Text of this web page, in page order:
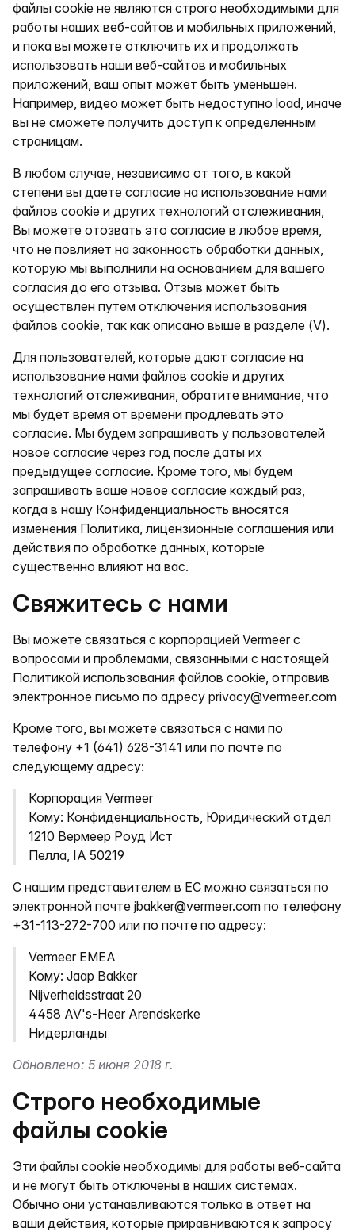
файлы cookie не являются строго необходимыми для
работы наших веб-сайтов и мобильных приложений,
и пока вы можете отключить их и продолжать
использовать наши веб-сайтов и мобильных
приложений, ваш опыт может быть уменьшен.
Например, видео может быть недоступно load, иначе
вы не сможете получить доступ к определенным
страницам.
В любом случае, независимо от того, в какой
степени вы даете согласие на использование нами
файлов cookie и других технологий отслеживания,
Вы можете отозвать это согласие в любое время,
что не повлияет на законность обработки данных,
которую мы выполнили на основанием для вашего
согласия до его отзыва. Отзыв может быть
осуществлен путем отключения использования
файлов cookie, так как описано выше в разделе (V).
Для пользователей, которые дают согласие на
использование нами файлов cookie и других
технологий отслеживания, обратите внимание, что
мы будет время от времени продлевать это
согласие. Мы будем запрашивать у пользователей
новое согласие через год после даты их
предыдущее согласие. Кроме того, мы будем
запрашивать ваше новое согласие каждый раз,
когда в нашу Конфиденциальность вносятся
изменения Политика, лицензионные соглашения или
действия по обработке данных, которые
существенно влияют на вас.
Свяжитесь с нами
Вы можете связаться с корпорацией Vermeer с
вопросами и проблемами, связанными с настоящей
Политикой использования файлов cookie, отправив
электронное письмо по адресу privacy@vermeer.com
Кроме того, вы можете связаться с нами по
телефону +1 (641) 628-3141 или по почте по
следующему адресу:
Корпорация Vermeer
Кому: Конфиденциальность, Юридический отдел
1210 Вермеер Роуд Ист
Пелла, IA 50219
С нашим представителем в ЕС можно связаться по
электронной почте jbakker@vermeer.com по телефону
+31-113-272-700 или по почте по адресу:
Vermeer EMEA
Кому: Jaap Bakker
Nijverheidsstraat 20
4458 AV's-Heer Arendskerke
Нидерланды
Обновлено: 5 июня 2018 г.
Строго необходимые
файлы cookie
Эти файлы cookie необходимы для работы веб-сайта
и не могут быть отключены в наших системах.
Обычно они устанавливаются только в ответ на
ваши действия, которые приравниваются к запросу